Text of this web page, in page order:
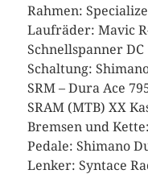
Rahmen:
Laufräder: Mavic
Schnellspanner DC
Schaltung:
SRM – Dura Ace
SRAM (MTB) XX
Bremsen und
Pedale: Shimano
Lenker: Syntace